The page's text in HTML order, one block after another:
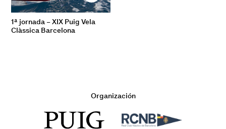
1ª jornada – XIX Puig Vela
Clàssica Barcelona
Organización